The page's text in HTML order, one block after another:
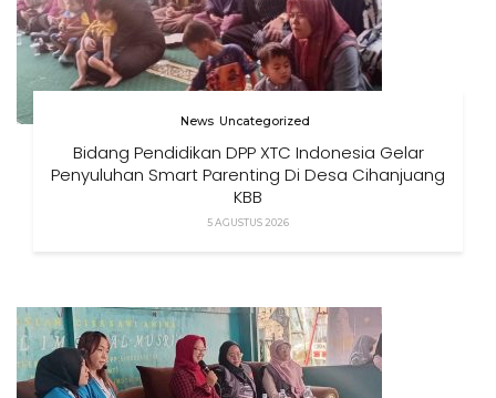
News Uncategorized
Bidang Pendidikan DPP XTC Indonesia Gelar
Penyuluhan Smart Parenting Di Desa Cihanjuang
KBB
5 AGUSTUS 2026